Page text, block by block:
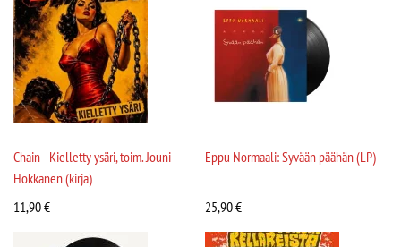
Chain - Kielletty ysäri, toim. Jouni
Hokkanen (kirja)
11,90€
Eppu Normaali: Syvään päähän (LP)
25,90€